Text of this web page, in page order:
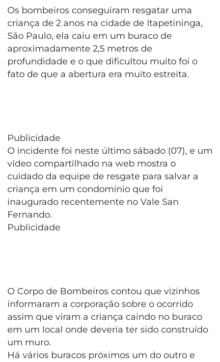
Os bombeiros conseguiram resgatar uma
criança de 2 anos na cidade de Itapetininga,
São Paulo, ela caiu em um buraco de
aproximadamente 2,5 metros de
profundidade e o que dificultou muito foi o
fato de que a abertura era muito estreita.
Publicidade
O incidente foi neste último sábado (07), e um
vídeo compartilhado na web mostra o
cuidado da equipe de resgate para salvar a
criança em um condomínio que foi
inaugurado recentemente no Vale San
Fernando.
Publicidade
O Corpo de Bombeiros contou que vizinhos
informaram a corporação sobre o ocorrido
assim que viram a criança caindo no buraco
em um local onde deveria ter sido construído
um muro.
Há vários buracos próximos um do outro e